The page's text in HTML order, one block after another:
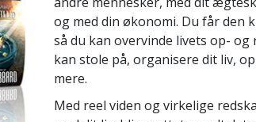
og med din økonomi. Du får den
så du kan overvinde livets op- og
kan stole på, organisere dit liv,
mere.
Med reel viden og virkelige